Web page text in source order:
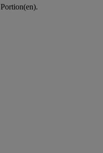
Portion(en).